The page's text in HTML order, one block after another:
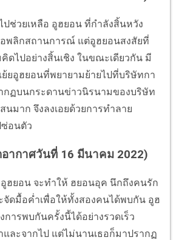
ปช่วยเหลือ อูฮยอน ที่กำลังสิ้นหวัง
พลิกสถานการณ์ แต่อูฮยอนสงสัยที่
ดไปอย่างสิ้นเชิง ในขณะเดียวกัน มี
ย้ยอูฮยอนที่พยายามย้ายไปที่บริษัทกา
กฏบนกระดานข่าวนิรนามของบริษัท
นมาก จึงลงเอยด้วยการทำลาย
อนตัว
อากาศวันที่ 16 มีนาคม 2022)
ฮยอน จะทำให้ ฮยอนอุค นึกถึงคนรัก
จัดมื้อค่ำเพื่อให้ทั้งสองคนได้พบกัน อูฮ
การพบกันครั้งนี้ได้อย่างรวดเร็ว
ละจากไป แต่ไม่นานเธอก็มาปรากฏ